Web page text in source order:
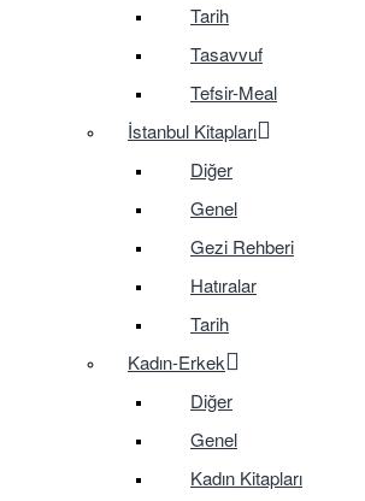
Tarih
Tasavvuf
Tefsir-Meal
İstanbul Kitapları
Diğer
Genel
Gezi Rehberi
Hatıralar
Tarih
Kadın-Erkek
Diğer
Genel
Kadın Kitapları